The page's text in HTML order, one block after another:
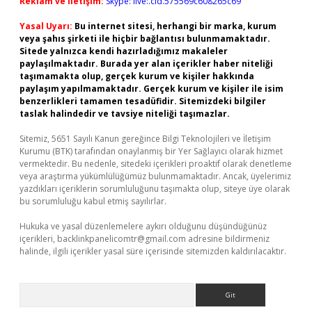
Yasal Uyarı: Bu internet sitesi, herhangi bir marka, kurum
veya şahıs şirketi ile hiçbir bağlantısı bulunmamaktadır.
Sitede yalnızca kendi hazırladığımız makaleler
paylaşılmaktadır. Burada yer alan içerikler haber niteliği
taşımamakta olup, gerçek kurum ve kişiler hakkında
paylaşım yapılmamaktadır. Gerçek kurum ve kişiler ile isim
benzerlikleri tamamen tesadüfidir. Sitemizdeki bilgiler
taslak halindedir ve tavsiye niteliği taşımazlar.
Sitemiz, 5651 Sayılı Kanun gereğince Bilgi Teknolojileri ve İletişim
Kurumu (BTK) tarafından onaylanmış bir Yer Sağlayıcı olarak hizmet
vermektedir. Bu nedenle, sitedeki içerikleri proaktif olarak denetleme
veya araştırma yükümlülüğümüz bulunmamaktadır. Ancak, üyelerimiz
yazdıkları içeriklerin sorumluluğunu taşımakta olup, siteye üye olarak
bu sorumluluğu kabul etmiş sayılırlar.
Hukuka ve yasal düzenlemelere aykırı olduğunu düşündüğünüz
içerikleri, backlinkpanelicomtr@gmail.com adresine bildirmeniz
halinde, ilgili içerikler yasal süre içerisinde sitemizden kaldırılacaktır.